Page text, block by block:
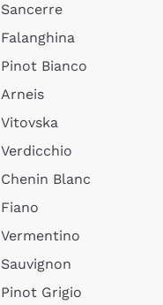
Sancerre
Falanghina
Pinot Bianco
Arneis
Vitovska
Verdicchio
Chenin Blanc
Fiano
Vermentino
Sauvignon
Pinot Grigio